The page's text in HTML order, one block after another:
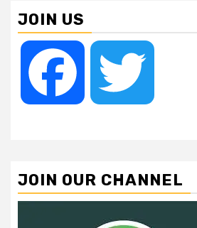
JOIN US
Facebook
JOIN OUR CHANNEL